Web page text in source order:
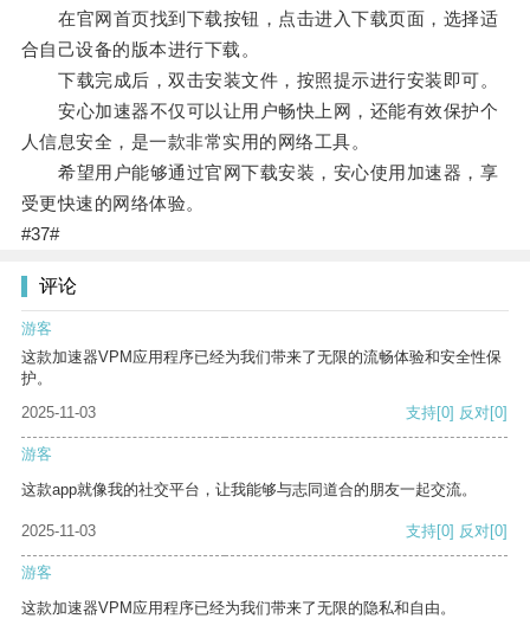
在官网首页找到下载按钮，点击进入下载页面，选择适
合自己设备的版本进行下载。
下载完成后，双击安装文件，按照提示进行安装即可。
安心加速器不仅可以让用户畅快上网，还能有效保护个
人信息安全，是一款非常实用的网络工具。
希望用户能够通过官网下载安装，安心使用加速器，享
受更快速的网络体验。
#37#
评论
游客
这款加速器VPM应用程序已经为我们带来了无限的流畅体验和安全性保
护。
2025-11-03
支持[0] 反对[0]
游客
这款app就像我的社交平台，让我能够与志同道合的朋友一起交流。
2025-11-03 支持[0] 反对[0]
游客
这款加速器VPM应用程序已经为我们带来了无限的隐私和自由。